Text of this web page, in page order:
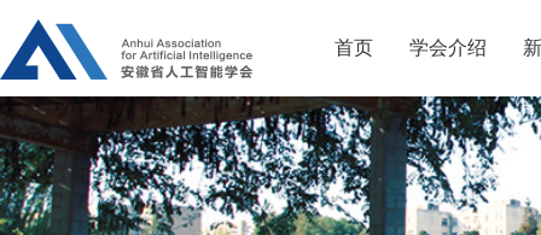
首页 学会介绍